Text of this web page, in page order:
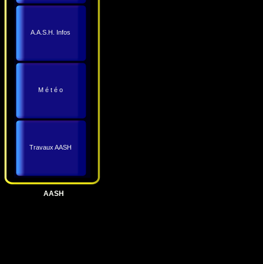
A.A.S.H. Infos
M é t é o
Travaux AASH
AASH